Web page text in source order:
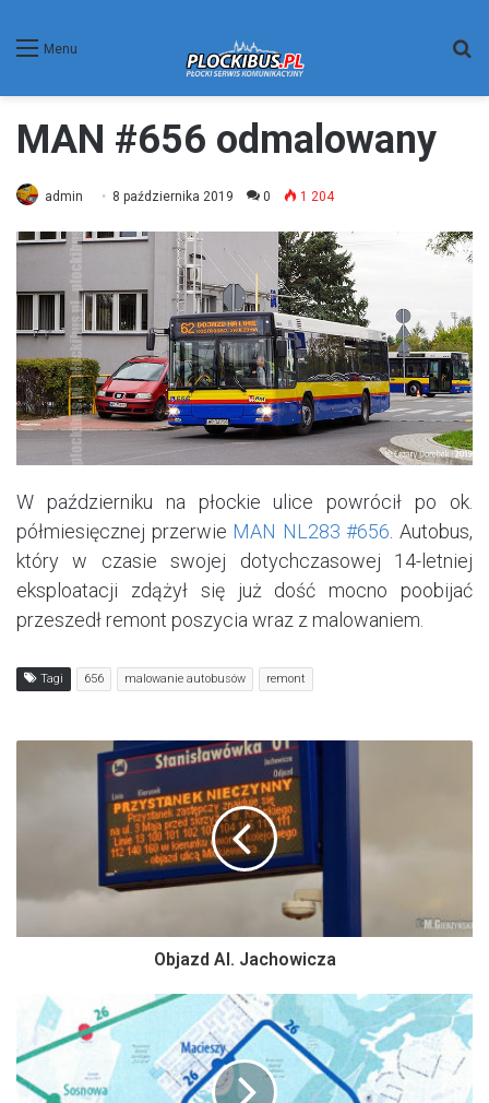
Menu
MAN #656 odmalowany
admin 8 października 2019 0 1 204
W październiku na płockie ulice powrócił po ok.
półmiesięcznej przerwie MAN NL283 #656. Autobus,
który w czasie swojej dotychczasowej 14-letniej
eksploatacji zdążył się już dość mocno poobijać
przeszedł remont poszycia wraz z malowaniem.
Tagi 656 malowanie autobusów remont
Objazd Al. Jachowicza